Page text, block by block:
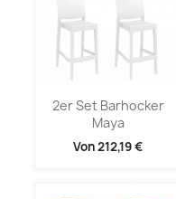
2er Set Barhocker
Maya
Von212,19 €